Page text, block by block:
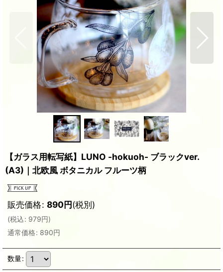
【ガラス用転写紙】LUNO -hokuoh- ブラックver.
(A3)｜北欧風 ボタニカル フルーツ柄
販売価格: 890円(税別)
(税込: 979円)
通常価格: 890円
数量: